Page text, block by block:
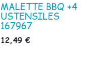
MALETTE BBQ +4
USTENSILES
167967
12,49€